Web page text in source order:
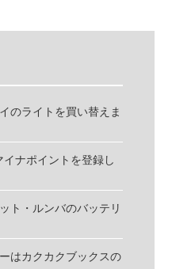
のライトを買い替えま
イナポイントを登録し
ト・ルンバのバッテリ
はカクカクブックスの